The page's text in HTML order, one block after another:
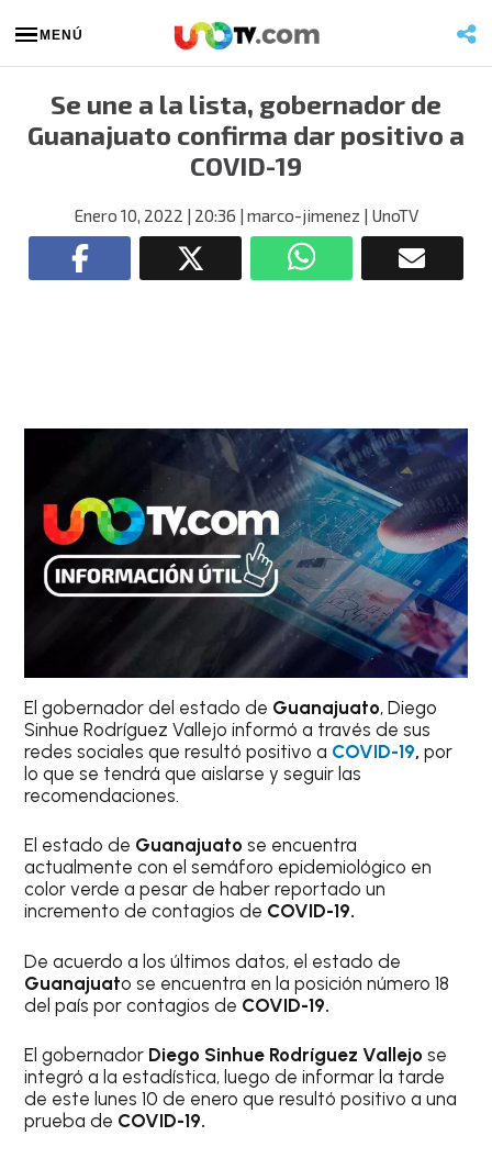
MENÚ
Se une a la lista, gobernador de
Guanajuato confirma dar positivo a
COVID-19
Enero 10, 2022 | 20:36 | marco-jimenez | UnoTV
El gobernador del estado de Guanajuato, Diego
Sinhue Rodríguez Vallejo informó a través de sus
redes sociales que resultó positivo a COVID-19, por
lo que se tendrá que aislarse y seguir las
recomendaciones.
El estado de Guanajuato se encuentra
actualmente con el semáforo epidemiológico en
color verde a pesar de haber reportado un
incremento de contagios de COVID-19.
De acuerdo a los últimos datos, el estado de
Guanajuato se encuentra en la posición número 18
del país por contagios de COVID-19.
El gobernador Diego Sinhue Rodríguez Vallejose
integró a la estadística, luego de informar la tarde
de este lunes 10 de enero que resultó positivo a una
prueba de COVID-19.